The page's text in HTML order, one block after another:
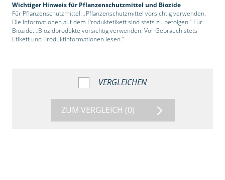
Wichtiger Hinweis für Pflanzenschutzmittel und Biozide
Für Pflanzenschutzmittel: „Pflanzenschutzmittel vorsichtig verwenden.
Die Informationen auf dem Produktetikett sind stets zu befolgen.“ Für
Biozide: „Biozidprodukte vorsichtig verwenden. Vor Gebrauch stets
Etikett und Produktinformationen lesen.“
VERGLEICHEN
ZUM VERGLEICH (0)